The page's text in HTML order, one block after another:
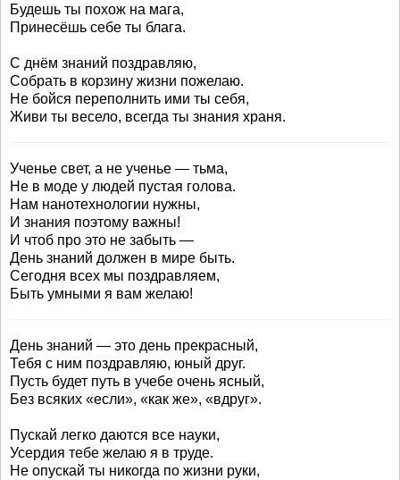
Будешь ты похож на мага,
Принесёшь себе ты блага.
С днём знаний поздравляю,
Собрать в корзину жизни пожелаю.
Не бойся переполнить ими ты себя,
Живи ты весело, всегда ты знания храня.
Ученье свет, а не ученье — тьма,
Не в моде у людей пустая голова.
Нам нанотехнологии нужны,
И знания поэтому важны!
И чтоб про это не забыть —
День знаний должен в мире быть.
Сегодня всех мы поздравляем,
Быть умными я вам желаю!
День знаний — это день прекрасный,
Тебя с ним поздравляю, юный друг.
Пусть будет путь в учебе очень ясный,
Без всяких «если», «как же», «вдруг».
Пускай легко даются все науки,
Усердия тебе желаю я в труде.
Не опускай ты никогда по жизни руки,